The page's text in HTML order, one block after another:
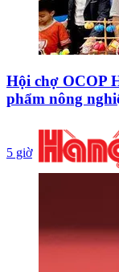
Hội chợ OCOP
phẩm nông
5 giờ